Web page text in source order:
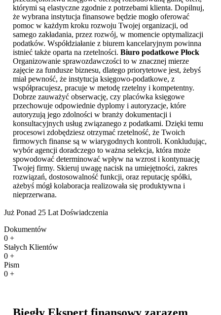
którymi są elastyczne zgodnie z potrzebami klienta. Dopilnuj,
że wybrana instytucja finansowe będzie mogło oferować
pomoc w każdym kroku rozwoju Twojej organizacji, od
samego zakładania, przez rozwój, w momencie optymalizacji
podatków. Współdziałanie z biurem kancelaryjnym powinna
istnieć także oparta na rzetelności. Biuro podatkowe Płock
Organizowanie sprawozdawczości to w znacznej mierze
zajęcie za fundusze biznesu, dlatego priorytetowe jest, żebyś
miał pewność, że instytucja księgowo-podatkowe, z
współpracujesz, pracuje w metodę rzetelny i kompetentny.
Dobrze zauważyć obserwację, czy placówka księgowe
przechowuje odpowiednie dyplomy i autoryzacje, które
autoryzują jego zdolności w branży dokumentacji i
konsultacyjnych usług związanego z podatkami. Dzięki temu
procesowi zdobędziesz otrzymać rzetelność, że Twoich
firmowych finanse są w wiarygodnych kontroli. Konkludując,
wybór agencji doradczego to ważna selekcja, która może
spowodować determinować wpływ na wzrost i kontynuację
Twojej firmy. Skieruj uwagę nacisk na umiejętności, zakres
rozwiązań, dostosowalność funkcji, oraz reputację spółki,
ażebyś mógł kolaboracja realizowała się produktywna i
nieprzerwana.
Już Ponad 25 Lat Doświadczenia
Dokumentów
0 +
Stałych Klientów
0 +
Pism
0 +